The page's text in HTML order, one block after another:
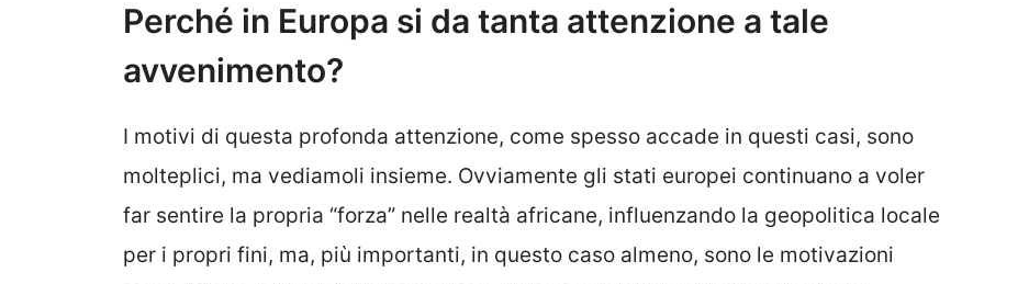
Perché in Europa si da tanta attenzione a tale
avvenimento?
I motivi di questa profonda attenzione, come spesso accade in questi casi, sono
molteplici, ma vediamoli insieme. Ovviamente gli stati europei continuano a voler
far sentire la propria “forza” nelle realtà africane, influenzando la geopolitica locale
per i propri fini, ma, più importanti, in questo caso almeno, sono le motivazioni